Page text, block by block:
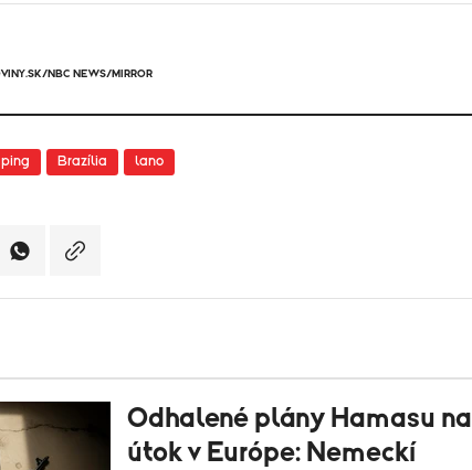
NBC NEWS/MIRROR
Brazília lano
Odhalené plány Hamasu na
útok v Európe: Nemeckí